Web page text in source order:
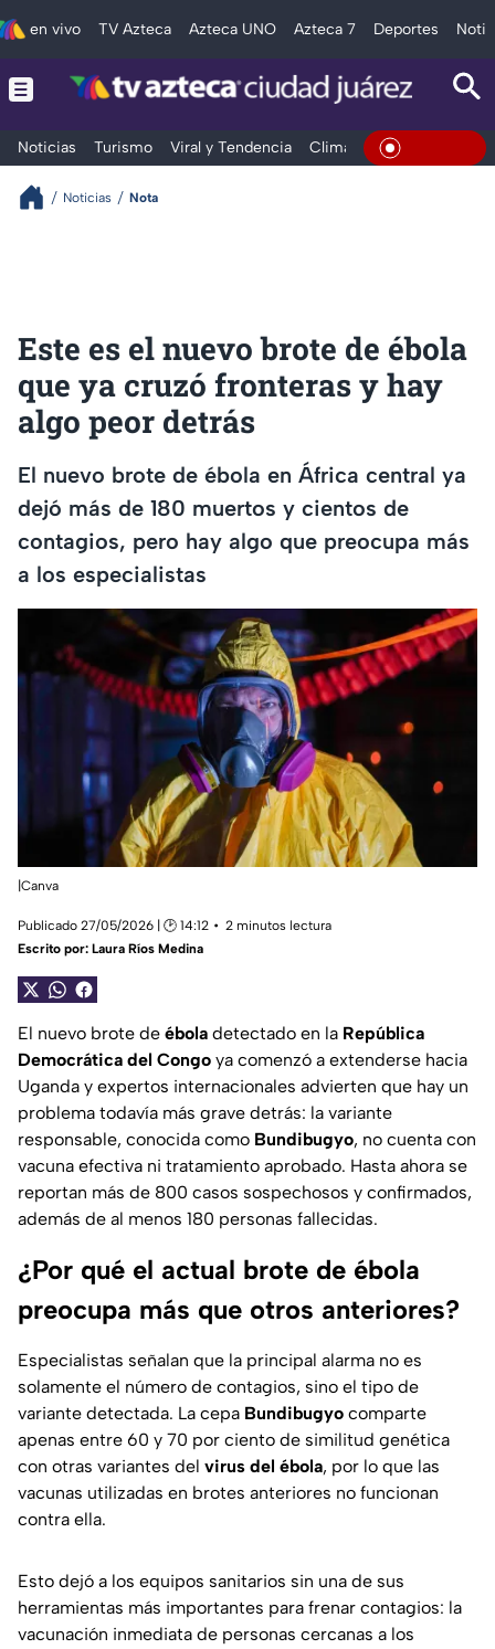
en vivo TV Azteca Azteca UNO Azteca 7 Deportes
Noticias Turismo Viral y Tendencia Clima Deportes
Noticias Nota
Este es el nuevo brote de ébola
que ya cruzó fronteras y hay
algo peor detrás
El nuevo brote de ébola en África central ya
dejó más de 180 muertos y cientos de
contagios, pero hay algo que preocupa más
a los especialistas
|Canva
Publicado 27/05/2026 | 🕑 14:12
2 minutos lectura
Escrito por: Laura Ríos Medina
El nuevo brote de ébola detectado en la República
Democrática del Congo ya comenzó a extenderse hacia
Uganda y expertos internacionales advierten que hay un
problema todavía más grave detrás: la variante
responsable, conocida como Bundibugyo, no cuenta con
vacuna efectiva ni tratamiento aprobado. Hasta ahora se
reportan más de 800 casos sospechosos y confirmados,
además de al menos 180 personas fallecidas.
¿Por qué el actual brote de ébola
preocupa más que otros anteriores?
Especialistas señalan que la principal alarma no es
solamente el número de contagios, sino el tipo de
variante detectada. La cepa Bundibugyo comparte
apenas entre 60 y 70 por ciento de similitud genética
con otras variantes del virus del ébola, por lo que las
vacunas utilizadas en brotes anteriores no funcionan
contra ella.
Esto dejó a los equipos sanitarios sin una de sus
herramientas más importantes para frenar contagios: la
vacunación inmediata de personas cercanas a los